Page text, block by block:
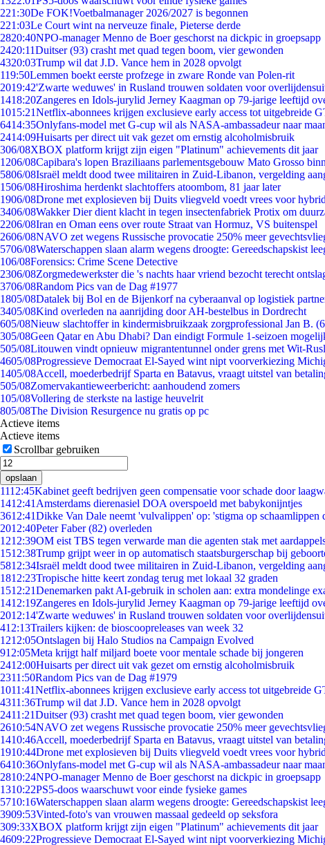
221:30De FOK!Voetbalmanager 2026/2027 is begonnen
221:03Le Court wint na nerveuze finale, Pieterse derde
2820:40NPO-manager Menno de Boer geschorst na dickpic in groepsapp
2420:11Duitser (93) crasht met quad tegen boom, vier gewonden
4320:03Trump wil dat J.D. Vance hem in 2028 opvolgt
119:50Lemmen boekt eerste profzege in zware Ronde van Polen-rit
2019:42'Zwarte weduwes' in Rusland trouwen soldaten voor
1418:20Zangeres en Idols-jurylid Jerney Kaagman op 79-jarige leeftijd
1015:21Netflix-abonnees krijgen exclusieve early access tot uitgebreide
6414:35Onlyfans-model met G-cup wil als NASA-ambassadeur naar
2414:09Huisarts per direct uit vak gezet om ernstig alcoholmisbruik
306/08XBOX platform krijgt zijn eigen "Platinum" achievements dit jaar
1206/08Capibara's lopen Braziliaans parlementsgebouw Mato Grosso
5806/08Israël meldt dood twee militairen in Zuid-Libanon, vergelding
1506/08Hiroshima herdenkt slachtoffers atoombom, 81 jaar later
1906/08Drone met explosieven bij Duits vliegveld voedt vrees voor
3406/08Wakker Dier dient klacht in tegen insectenfabriek Protix om
2206/08Iran en Oman eens over route Straat van Hormuz, VS buitenspel
2606/08NAVO zet wegens Russische provocatie 250% meer
5706/08Waterschappen slaan alarm wegens droogte: Gereedschapskist
106/08Forensics: Crime Scene Detective
2306/08Zorgmedewerkster die 's nachts haar vriend bezocht terecht
3706/08Random Pics van de Dag #1977
1805/08Datalek bij Bol en de Bijenkorf na cyberaanval op logistiek
3405/08Kind overleden na aanrijding door AH-bestelbus in Dordrecht
605/08Nieuw slachtoffer in kindermisbruikzaak zorgprofessional Jan B.
305/08Geen Qatar en Abu Dhabi? Dan eindigt Formule 1-seizoen
505/08Litouwen vindt opnieuw migrantentunnel onder grens met Wit-
4605/08Progressieve Democraat El-Sayed wint nipt voorverkiezing
1405/08Accell, moederbedrijf Sparta en Batavus, vraagt uitstel van
505/08Zomervakantieweerbericht: aanhoudend zomers
105/08Vollering de sterkste na lastige heuvelrit
805/08The Division Resurgence nu gratis op pc
Actieve items
Actieve items
Scrollbar gebruiken
opslaan
1112:45Kabinet geeft bedrijven geen compensatie voor schade door
1412:41 Amsterdams dierenasiel DOA overspoeld met babykonijntjes
3612:41Dikke Van Dale neemt 'vulvalippen' op: 'stigma op schaamlippen
2012:40Peter Faber (82) overleden
1212:39OM eist TBS tegen verwarde man die agenten stak met
1512:38Trump grijpt weer in op automatisch staatsburgerschap bij
5812:34Israël meldt dood twee militairen in Zuid-Libanon, vergelding
1812:23Tropische hitte keert zondag terug met lokaal 32 graden
1512:21Denemarken pakt AI-gebruik in scholen aan: extra mondelinge
1412:19Zangeres en Idols-jurylid Jerney Kaagman op 79-jarige leeftijd
2012:14'Zwarte weduwes' in Rusland trouwen soldaten voor
412:13Trailers kijken: de bioscoopreleases van week 32
1212:05Ontslagen bij Halo Studios na Campaign Evolved
912:05Meta krijgt half miljard boete voor mentale schade bij jongeren
2412:00Huisarts per direct uit vak gezet om ernstig alcoholmisbruik
2311:50Random Pics van de Dag #1979
1011:41Netflix-abonnees krijgen exclusieve early access tot uitgebreide
4311:36Trump wil dat J.D. Vance hem in 2028 opvolgt
2411:21Duitser (93) crasht met quad tegen boom, vier gewonden
2610:54NAVO zet wegens Russische provocatie 250% meer
1410:46Accell, moederbedrijf Sparta en Batavus, vraagt uitstel van
1910:44Drone met explosieven bij Duits vliegveld voedt vrees voor
6410:36Onlyfans-model met G-cup wil als NASA-ambassadeur naar
2810:24NPO-manager Menno de Boer geschorst na dickpic in groepsapp
1310:22PS5-doos waarschuwt voor einde fysieke games
5710:16Waterschappen slaan alarm wegens droogte: Gereedschapskist
3909:53Vinted-foto's van vrouwen massaal gedeeld op seksfora
309:33XBOX platform krijgt zijn eigen "Platinum" achievements dit jaar
4609:22Progressieve Democraat El-Sayed wint nipt voorverkiezing